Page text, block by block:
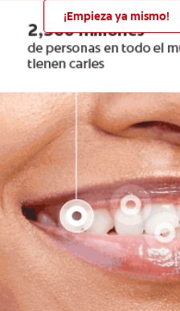
¡Empieza ya mismo!